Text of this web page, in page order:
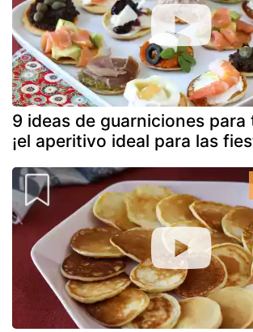
9 ideas de guarniciones para
¡el aperitivo ideal para las